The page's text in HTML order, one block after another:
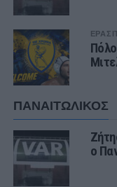
ΠΑΝΑΙΤΩΛΙΚΟΣ
ο